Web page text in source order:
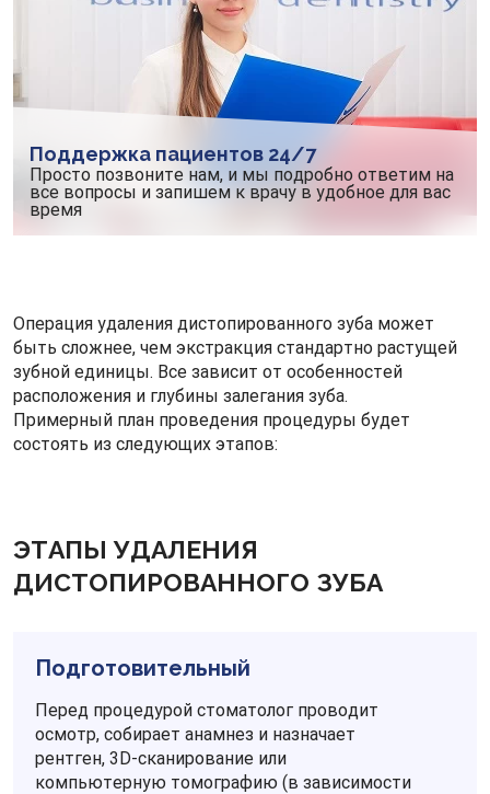
Поддержка пациентов 24/7
Просто позвоните нам, и мы подробно ответим на
все вопросы и запишем к врачу в удобное для вас
время
Операция удаления дистопированного зуба может
быть сложнее, чем экстракция стандартно растущей
зубной единицы. Все зависит от особенностей
расположения и глубины залегания зуба.
Примерный план проведения процедуры будет
состоять из следующих этапов:
ЭТАПЫ УДАЛЕНИЯ
ДИСТОПИРОВАННОГО ЗУБА
Подготовительный
Перед процедурой стоматолог проводит
осмотр, собирает анамнез и назначает
рентген, 3D-сканирование или
компьютерную томографию (в зависимости